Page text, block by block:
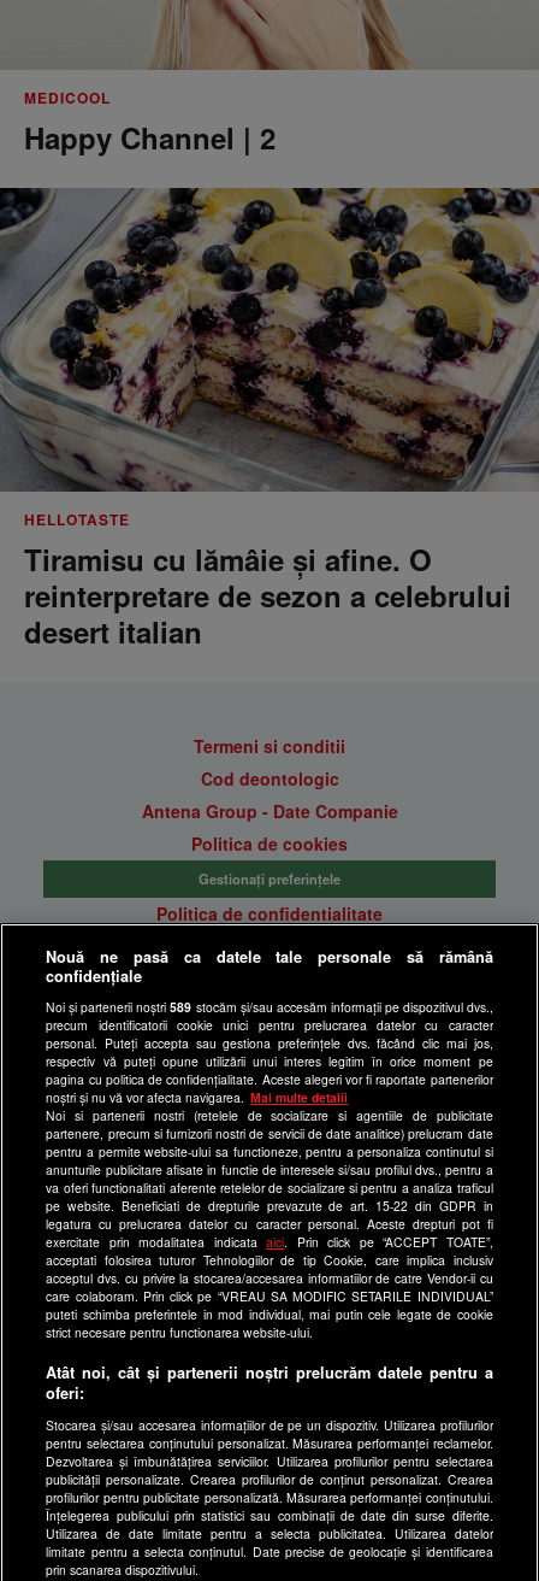
MEDICOOL
Happy Channel | 2
HELLOTASTE
Tiramisu cu lămâie și afine. O
reinterpretare de sezon a celebrului
desert italian
Termeni si conditii
Cod deontologic
Antena Group - Date Companie
Politica de cookies
Gestionați preferințele
Politica de confidentialitate
Anunturi gratuite pe Lajumate.ro
Program Happy Channel
Echipa editorială
Site-uri Antena Group
a1.ro
antenastars.ro
as.ro
catine.ro
chefi.ro
deparinti.ro
medicool.ro
spynews.ro
useit.ro
retetefeldefel.ro
zutv.ro
Trends AntenaPLAY
AntenaPLAY
Nouă ne pasă ca datele tale personale să rămână
confidențiale
Noi și partenerii noștri589 stocăm și/sau accesăm informații pe dispozitivul dvs.,
precum identificatorii cookie unici pentru prelucrarea datelor cu caracter
personal. Puteți accepta sau gestiona preferințele dvs. făcând clic mai jos,
respectiv vă puteți opune utilizării unui interes legitim în orice moment pe
pagina cu politica de confidențialitate. Aceste alegeri vor fi raportate partenerilor
noștri și nu vă vor afecta navigarea.
Mai multe detalii
Noi si partenerii nostri (retelele de socializare si agentiile de publicitate
partenere, precum si furnizorii nostri de servicii de date analitice) prelucram date
pentru a permite website-ului sa functioneze, pentru a personaliza continutul si
anunturile publicitare afisate in functie de interesele si/sau profilul dvs., pentru a
va oferi functionalitati aferente retelelor de socializare si pentru a analiza traficul
pe website. Beneficiati de drepturile prevazute de art. 15-22 din GDPR in
legatura cu prelucrarea datelor cu caracter personal. Aceste drepturi pot fi
exercitate prin modalitatea indicataaici . Prin click pe “ACCEPT TOATE”,
acceptati folosirea tuturor Tehnologiilor de tip Cookie, care implica inclusiv
acceptul dvs. cu privire la stocarea/accesarea informatiilor de catre Vendor-ii cu
care colaboram. Prin click pe “VREAU SA MODIFIC SETARILE INDIVIDUAL”
puteti schimba preferintele in mod individual, mai putin cele legate de cookie
strict necesare pentru functionarea website-ului.
Atât noi, cât și partenerii noștri prelucrăm datele pentru a
oferi:
Stocarea și/sau accesarea informațiilor de pe un dispozitiv. Utilizarea profilurilor
pentru selectarea conținutului personalizat. Măsurarea performanței reclamelor.
Dezvoltarea și îmbunătățirea serviciilor. Utilizarea profilurilor pentru selectarea
publicității personalizate. Crearea profilurilor de conținut personalizat. Crearea
profilurilor pentru publicitate personalizată. Măsurarea performanței conținutului.
Înțelegerea publicului prin statistici sau combinații de date din surse diferite.
Utilizarea de date limitate pentru a selecta publicitatea. Utilizarea datelor
limitate pentru a selecta conținutul. Date precise de geolocație și identificarea
prin scanarea dispozitivului.